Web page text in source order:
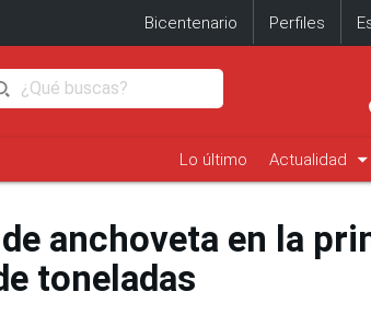
Bicentenario Perfiles
Lo último Actualidad arrow_drop_down
anchoveta en la
toneladas